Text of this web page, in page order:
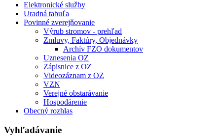
Elektronické služby
Uradná tabuľa
Povinné zverejňovanie
Výrub stromov - prehľad
Zmluvy, Faktúry, Objednávky
Archív FZO dokumentov
Uznesenia OZ
Zápisnice z OZ
Videozáznam z OZ
VZN
Verejné obstarávanie
Hospodárenie
Obecný rozhlas
Vyhľadávanie